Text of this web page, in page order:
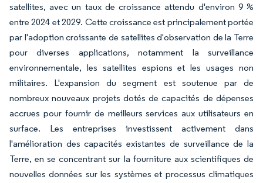
satellites, avec un taux de croissance attendu d'environ 9 %
entre 2024 et 2029. Cette croissance est principalement portée
par l'adoption croissante de satellites d'observation de la Terre
pour diverses applications, notamment la surveillance
environnementale, les satellites espions et les usages non
militaires. L'expansion du segment est soutenue par de
nombreux nouveaux projets dotés de capacités de dépenses
accrues pour fournir de meilleurs services aux utilisateurs en
surface. Les entreprises investissent activement dans
l'amélioration des capacités existantes de surveillance de la
Terre, en se concentrant sur la fourniture aux scientifiques de
nouvelles données sur les systèmes et processus climatiques